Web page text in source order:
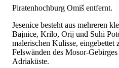
Piratenhochburg Omiš entfernt.
Jesenice besteht aus mehreren
Bajnice, Krilo, Orij und Suhi
malerischen Kulisse, eingebettet
Felswänden des Mosor-
Adriaküste.